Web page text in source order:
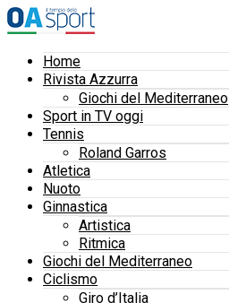
Home
Rivista Azzurra
Giochi del Mediterraneo
Sport in TV oggi
Tennis
Roland Garros
Atletica
Nuoto
Ginnastica
Artistica
Ritmica
Giochi del Mediterraneo
Ciclismo
Giro d’Italia